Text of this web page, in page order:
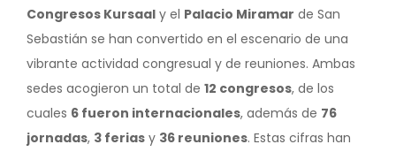
Congresos Kursaal y el Palacio Miramar de San
Sebastián se han convertido en el escenario de una
vibrante actividad congresual y de reuniones. Ambas
sedes acogieron un total de 12 congresos, de los
cuales 6 fueron internacionales, además de 76
jornadas, 3 ferias y 36 reuniones. Estas cifras han